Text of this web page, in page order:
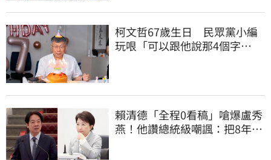
柯文哲67歲生日 民眾黨小編
玩哏「可以跟他說那4個字
賴清德「全程0看稿」嗆爆盧秀
燕！他讚總統級嘲諷：把8年總